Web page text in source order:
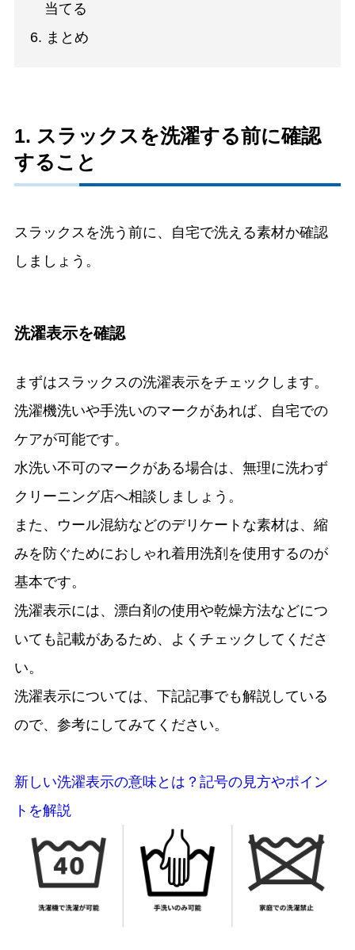
当てる
6. まとめ
1. スラックスを洗濯する前に確認
すること
スラックスを洗う前に、自宅で洗える素材か確認
しましょう。
洗濯表示を確認
まずはスラックスの洗濯表示をチェックします。
洗濯機洗いや手洗いのマークがあれば、自宅での
ケアが可能です。
水洗い不可のマークがある場合は、無理に洗わず
クリーニング店へ相談しましょう。
また、ウール混紡などのデリケートな素材は、縮
みを防ぐためにおしゃれ着用洗剤を使用するのが
基本です。
洗濯表示には、漂白剤の使用や乾燥方法などにつ
いても記載があるため、よくチェックしてくださ
い。
洗濯表示については、下記記事でも解説している
ので、参考にしてみてください。
新しい洗濯表示の意味とは？記号の見方やポイン
トを解説